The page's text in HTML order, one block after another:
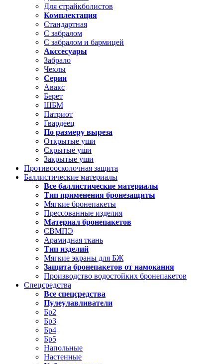
Для страйкболистов
Комплектация
Стандартная
С забралом
С забралом и бармицей
Акссесуары
Забрало
Чехлы
Серии
Авакс
Берет
ШБМ
Патриот
Гвардеец
По размеру выреза
Открытые уши
Скрытые уши
Закрытые уши
Противоосколочная защита
Баллистические материалы
Все баллистические материалы
Тип применения бронезащиты
Мягкие бронепакеты
Прессованные изделия
Материал бронепакетов
СВМПЭ
Арамидная ткань
Тип изделий
Мягкие экраны для БЖ
Защита бронепакетов от намокания
Производство водостойких бронепакетов
Спецсредства
Все спецсредства
Пулеулавливатели
Бр2
Бр3
Бр4
Бр5
Напольные
Настенные